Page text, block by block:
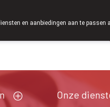
Onze
en aanbiedingen aan te